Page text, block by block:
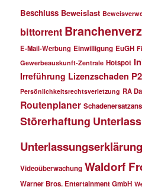
Beschluss Beweislast
bittorrent
E-Mail-Werbung Einwilligung EuGH
Gewerbeauskunft-Zentrale Hotspot
Irreführung Lizenzschaden
Persönlichkeitsrechtsverletzung RA
Routenplaner
Störerhaftung
Unterlassungserklärung
Videoüberwachung Waldorf
Warner Bros. Entertainment GmbH